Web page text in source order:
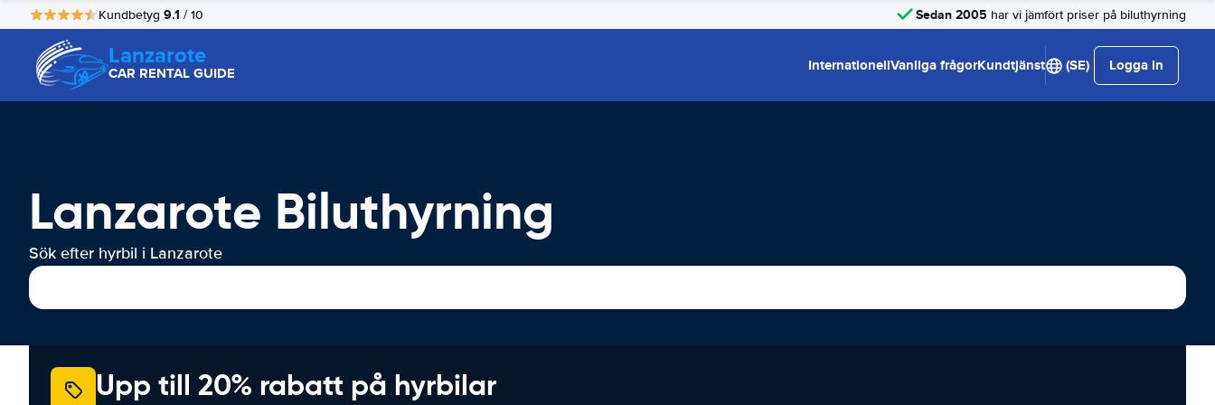
Kundbetyg 9.1 / 10 Sedan 2005 har vi jämfört priser på biluthyrning
Lanzarote
CAR RENTAL GUIDE InternationellVanliga frågorKundtjänst (SE) Logga in
Lanzarote Biluthyrning
Sök efter hyrbil i Lanzarote
Upp till 20% rabatt på hyrbilar